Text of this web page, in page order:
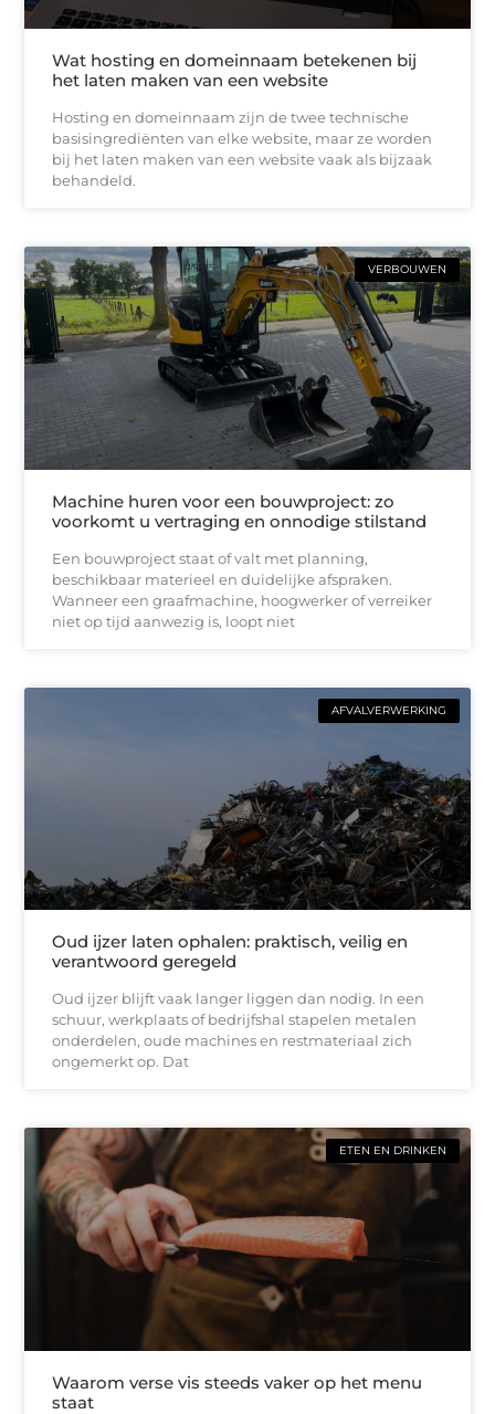
Wat hosting en domeinnaam betekenen bij
het laten maken van een website
Hosting en domeinnaam zijn de twee technische
basisingrediënten van elke website, maar ze worden
bij het laten maken van een website vaak als bijzaak
behandeld.
VERBOUWEN
Machine huren voor een bouwproject: zo
voorkomt u vertraging en onnodige stilstand
Een bouwproject staat of valt met planning,
beschikbaar materieel en duidelijke afspraken.
Wanneer een graafmachine, hoogwerker of verreiker
niet op tijd aanwezig is, loopt niet
AFVALVERWERKING
Oud ijzer laten ophalen: praktisch, veilig en
verantwoord geregeld
Oud ijzer blijft vaak langer liggen dan nodig. In een
schuur, werkplaats of bedrijfshal stapelen metalen
onderdelen, oude machines en restmateriaal zich
ongemerkt op. Dat
ETEN EN DRINKEN
Waarom verse vis steeds vaker op het menu
staat